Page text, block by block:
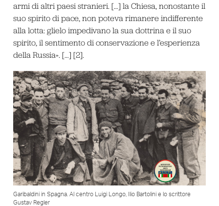
armi di altri paesi stranieri. […] la Chiesa, nonostante il
suo spirito di pace, non poteva rimanere indifferente
alla lotta: glielo impedivano la sua dottrina e il suo
spirito, il sentimento di conservazione e l’esperienza
della Russia». […] [2].
Garibaldini in Spagna. Al centro Luigi Longo, Ilio Bartolini e lo scrittore
Gustav Regler